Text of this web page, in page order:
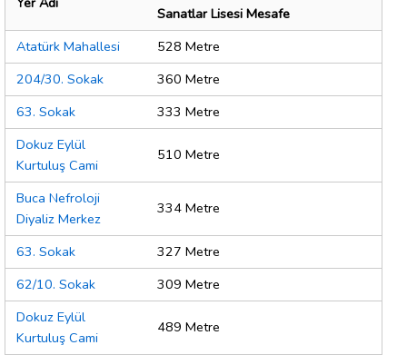
Sanatlar Lisesi Mesafe
Atatürk Mahallesi
528 Metre
204/30. Sokak
360 Metre
63. Sokak
333 Metre
Dokuz Eylül
Kurtuluş Cami
510 Metre
Buca Nefroloji
Diyaliz Merkez
334 Metre
63. Sokak
327 Metre
62/10. Sokak
309 Metre
Dokuz Eylül
Kurtuluş Cami
489 Metre